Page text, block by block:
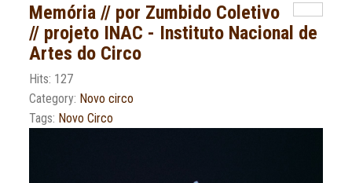
Memória // por Zumbido Coletivo
// projeto INAC - Instituto Nacional de
Artes do Circo
Hits: 127
Category: Novo circo
Tags: Novo Circo